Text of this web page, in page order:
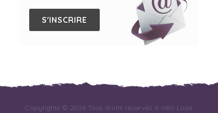
S'INSCRIRE
Copyrights © 2026 Tous droits réservés à Vélo Loisir